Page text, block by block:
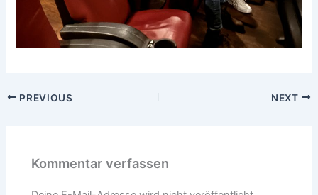
PREVIOUS NEXT
Kommentar verfassen